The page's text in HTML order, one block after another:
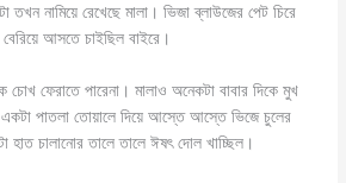
নামিয়ে রেখেছে মালা। ভিজা ব্লাউজের পেট চিরে
আসতে চাইছিল বাইরে।
ফেরাতে পারেনা। মালাও অনেকটা বাবার দিকে মুখ
পাতলা তোয়ালে দিয়ে আস্তে আস্তে ভিজে চুলের
হাত চালানোর তালে তালে ঈষৎ দোল খাচ্ছিল।